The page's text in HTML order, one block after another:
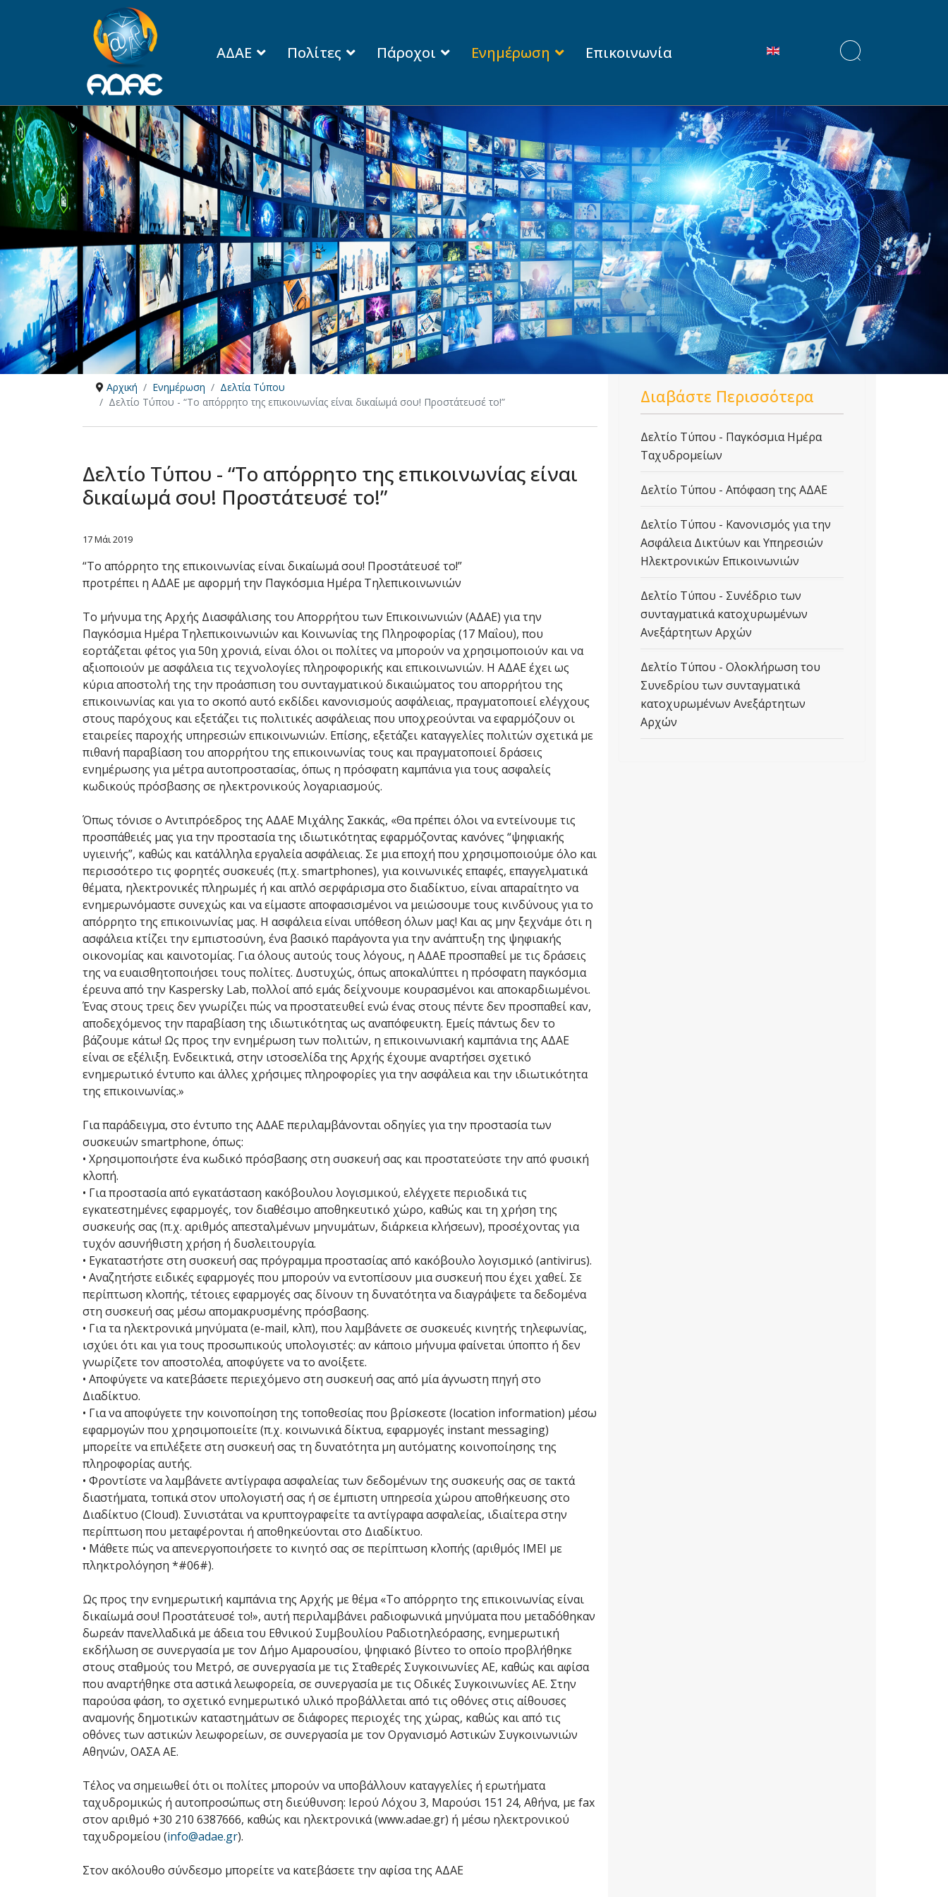
ΑΔΑΕ Πολίτες Πάροχοι Ενημέρωση Επικοινωνία Επιλέξτε τη γλώσσα σας
Αρχική Ενημέρωση
Δελτία Τύπου
Δελτίο Τύπου - “Το απόρρητο της επικοινωνίας είναι δικαίωμά σου! Προστάτευσέ το!”
Δελτίο Τύπου - “Το απόρρητο της επικοινωνίας είναι
δικαίωμά σου! Προστάτευσέ το!”
17 Μάι 2019
“Το απόρρητο της επικοινωνίας είναι δικαίωμά σου! Προστάτευσέ το!”
προτρέπει η ΑΔΑΕ με αφορμή την Παγκόσμια Ημέρα Τηλεπικοινωνιών
Το μήνυμα της Αρχής Διασφάλισης του Απορρήτου των Επικοινωνιών (ΑΔΑΕ) για την
Παγκόσμια Ημέρα Τηλεπικοινωνιών και Κοινωνίας της Πληροφορίας (17 Μαΐου), που
εορτάζεται φέτος για 50η χρονιά, είναι όλοι οι πολίτες να μπορούν να χρησιμοποιούν και να
αξιοποιούν με ασφάλεια τις τεχνολογίες πληροφορικής και επικοινωνιών. Η ΑΔΑΕ έχει ως
κύρια αποστολή της την προάσπιση του συνταγματικού δικαιώματος του απορρήτου της
επικοινωνίας και για το σκοπό αυτό εκδίδει κανονισμούς ασφάλειας, πραγματοποιεί ελέγχους
στους παρόχους και εξετάζει τις πολιτικές ασφάλειας που υποχρεούνται να εφαρμόζουν οι
εταιρείες παροχής υπηρεσιών επικοινωνιών. Επίσης, εξετάζει καταγγελίες πολιτών σχετικά με
πιθανή παραβίαση του απορρήτου της επικοινωνίας τους και πραγματοποιεί δράσεις
ενημέρωσης για μέτρα αυτοπροστασίας, όπως η πρόσφατη καμπάνια για τους ασφαλείς
κωδικούς πρόσβασης σε ηλεκτρονικούς λογαριασμούς.
Όπως τόνισε ο Αντιπρόεδρος της ΑΔΑΕ Μιχάλης Σακκάς, «Θα πρέπει όλοι να εντείνουμε τις
προσπάθειές μας για την προστασία της ιδιωτικότητας εφαρμόζοντας κανόνες “ψηφιακής
υγιεινής”, καθώς και κατάλληλα εργαλεία ασφάλειας. Σε μια εποχή που χρησιμοποιούμε όλο και
περισσότερο τις φορητές συσκευές (π.χ. smartphones), για κοινωνικές επαφές, επαγγελματικά
θέματα, ηλεκτρονικές πληρωμές ή και απλό σερφάρισμα στο διαδίκτυο, είναι απαραίτητο να
ενημερωνόμαστε συνεχώς και να είμαστε αποφασισμένοι να μειώσουμε τους κινδύνους για το
απόρρητο της επικοινωνίας μας. Η ασφάλεια είναι υπόθεση όλων μας! Και ας μην ξεχνάμε ότι η
ασφάλεια κτίζει την εμπιστοσύνη, ένα βασικό παράγοντα για την ανάπτυξη της ψηφιακής
οικονομίας και καινοτομίας. Για όλους αυτούς τους λόγους, η ΑΔΑΕ προσπαθεί με τις δράσεις
της να ευαισθητοποιήσει τους πολίτες. Δυστυχώς, όπως αποκαλύπτει η πρόσφατη παγκόσμια
έρευνα από την Kaspersky Lab, πολλοί από εμάς δείχνουμε κουρασμένοι και αποκαρδιωμένοι.
Ένας στους τρεις δεν γνωρίζει πώς να προστατευθεί ενώ ένας στους πέντε δεν προσπαθεί καν,
αποδεχόμενος την παραβίαση της ιδιωτικότητας ως αναπόφευκτη. Εμείς πάντως δεν το
βάζουμε κάτω! Ως προς την ενημέρωση των πολιτών, η επικοινωνιακή καμπάνια της ΑΔΑΕ
είναι σε εξέλιξη. Ενδεικτικά, στην ιστοσελίδα της Αρχής έχουμε αναρτήσει σχετικό
ενημερωτικό έντυπο και άλλες χρήσιμες πληροφορίες για την ασφάλεια και την ιδιωτικότητα
της επικοινωνίας.»
Για παράδειγμα, στο έντυπο της ΑΔΑΕ περιλαμβάνονται οδηγίες για την προστασία των
συσκευών smartphone, όπως:
• Χρησιμοποιήστε ένα κωδικό πρόσβασης στη συσκευή σας και προστατεύστε την από φυσική
κλοπή.
• Για προστασία από εγκατάσταση κακόβουλου λογισμικού, ελέγχετε περιοδικά τις
εγκατεστημένες εφαρμογές, τον διαθέσιμο αποθηκευτικό χώρο, καθώς και τη χρήση της
συσκευής σας (π.χ. αριθμός απεσταλμένων μηνυμάτων, διάρκεια κλήσεων), προσέχοντας για
τυχόν ασυνήθιστη χρήση ή δυσλειτουργία.
• Εγκαταστήστε στη συσκευή σας πρόγραμμα προστασίας από κακόβουλο λογισμικό (antivirus).
• Αναζητήστε ειδικές εφαρμογές που μπορούν να εντοπίσουν μια συσκευή που έχει χαθεί. Σε
περίπτωση κλοπής, τέτοιες εφαρμογές σας δίνουν τη δυνατότητα να διαγράψετε τα δεδομένα
στη συσκευή σας μέσω απομακρυσμένης πρόσβασης.
• Για τα ηλεκτρονικά μηνύματα (e-mail, κλπ), που λαμβάνετε σε συσκευές κινητής τηλεφωνίας,
ισχύει ότι και για τους προσωπικούς υπολογιστές: αν κάποιο μήνυμα φαίνεται ύποπτο ή δεν
γνωρίζετε τον αποστολέα, αποφύγετε να το ανοίξετε.
• Αποφύγετε να κατεβάσετε περιεχόμενο στη συσκευή σας από μία άγνωστη πηγή στο
Διαδίκτυο.
• Για να αποφύγετε την κοινοποίηση της τοποθεσίας που βρίσκεστε (location information) μέσω
εφαρμογών που χρησιμοποιείτε (π.χ. κοινωνικά δίκτυα, εφαρμογές instant messaging)
μπορείτε να επιλέξετε στη συσκευή σας τη δυνατότητα μη αυτόματης κοινοποίησης της
πληροφορίας αυτής.
• Φροντίστε να λαμβάνετε αντίγραφα ασφαλείας των δεδομένων της συσκευής σας σε τακτά
διαστήματα, τοπικά στον υπολογιστή σας ή σε έμπιστη υπηρεσία χώρου αποθήκευσης στο
Διαδίκτυο (Cloud). Συνιστάται να κρυπτογραφείτε τα αντίγραφα ασφαλείας, ιδιαίτερα στην
περίπτωση που μεταφέρονται ή αποθηκεύονται στο Διαδίκτυο.
• Μάθετε πώς να απενεργοποιήσετε το κινητό σας σε περίπτωση κλοπής (αριθμός IMEI με
πληκτρολόγηση *#06#).
Ως προς την ενημερωτική καμπάνια της Αρχής με θέμα «Το απόρρητο της επικοινωνίας είναι
δικαίωμά σου! Προστάτευσέ το!», αυτή περιλαμβάνει ραδιοφωνικά μηνύματα που μεταδόθηκαν
δωρεάν πανελλαδικά με άδεια του Εθνικού Συμβουλίου Ραδιοτηλεόρασης, ενημερωτική
εκδήλωση σε συνεργασία με τον Δήμο Αμαρουσίου, ψηφιακό βίντεο το οποίο προβλήθηκε
στους σταθμούς του Μετρό, σε συνεργασία με τις Σταθερές Συγκοινωνίες ΑΕ, καθώς και αφίσα
που αναρτήθηκε στα αστικά λεωφορεία, σε συνεργασία με τις Οδικές Συγκοινωνίες ΑΕ. Στην
παρούσα φάση, το σχετικό ενημερωτικό υλικό προβάλλεται από τις οθόνες στις αίθουσες
αναμονής δημοτικών καταστημάτων σε διάφορες περιοχές της χώρας, καθώς και από τις
οθόνες των αστικών λεωφορείων, σε συνεργασία με τον Οργανισμό Αστικών Συγκοινωνιών
Αθηνών, ΟΑΣΑ AE.
Τέλος να σημειωθεί ότι οι πολίτες μπορούν να υποβάλλουν καταγγελίες ή ερωτήματα
ταχυδρομικώς ή αυτοπροσώπως στη διεύθυνση: Ιερού Λόχου 3, Μαρούσι 151 24, Αθήνα, με fax
στον αριθμό +30 210 6387666, καθώς και ηλεκτρονικά (www.adae.gr) ή μέσω ηλεκτρονικού
ταχυδρομείου (info@adae.gr).
Στον ακόλουθο σύνδεσμο μπορείτε να κατεβάσετε την αφίσα της ΑΔΑΕ
Διαβάστε Περισσότερα
Δελτίο Τύπου - Παγκόσμια Ημέρα
Ταχυδρομείων
Δελτίο Τύπου - Απόφαση της ΑΔΑΕ
Δελτίο Τύπου - Κανονισμός για την
Ασφάλεια Δικτύων και Υπηρεσιών
Ηλεκτρονικών Επικοινωνιών
Δελτίο Τύπου - Συνέδριο των
συνταγματικά κατοχυρωμένων
Ανεξάρτητων Αρχών
Δελτίο Τύπου - Ολοκλήρωση του
Συνεδρίου των συνταγματικά
κατοχυρωμένων Ανεξάρτητων
Αρχών